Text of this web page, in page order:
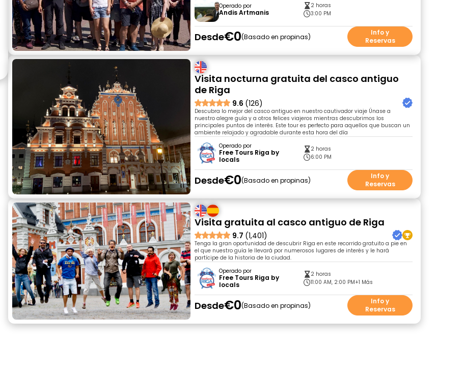
Operado por
Andis Artmanis
2 horas
3:00 PM
Desde€0 Basado en propinas
Info y
Reservas
Visita nocturna gratuita del casco antiguo
de Riga
9.6 (126)
Descubra lo mejor del casco antiguo en nuestro cautivador viaje Únase a
nuestro alegre guía y a otros felices viajeros mientras descubrimos los
principales puntos de interés. Este tour es perfecto para aquellos que buscan un
ambiente relajado y agradable durante esta hora del día
Operado por
Free Tours Riga by
locals
2 horas
6:00 PM
Desde€0 Basado en propinas
Info y
Reservas
Visita gratuita al casco antiguo de Riga
9.7 (1,401)
Tenga la gran oportunidad de descubrir Riga en este recorrido gratuito a pie en
el que nuestro guía le llevará por numerosos lugares de interés y le hará
partícipe de la historia de la ciudad.
Operado por
Free Tours Riga by
locals
2 horas
11:00 AM, 2:00 PM+1 Más
Desde€0 Basado en propinas
Info y
Reservas